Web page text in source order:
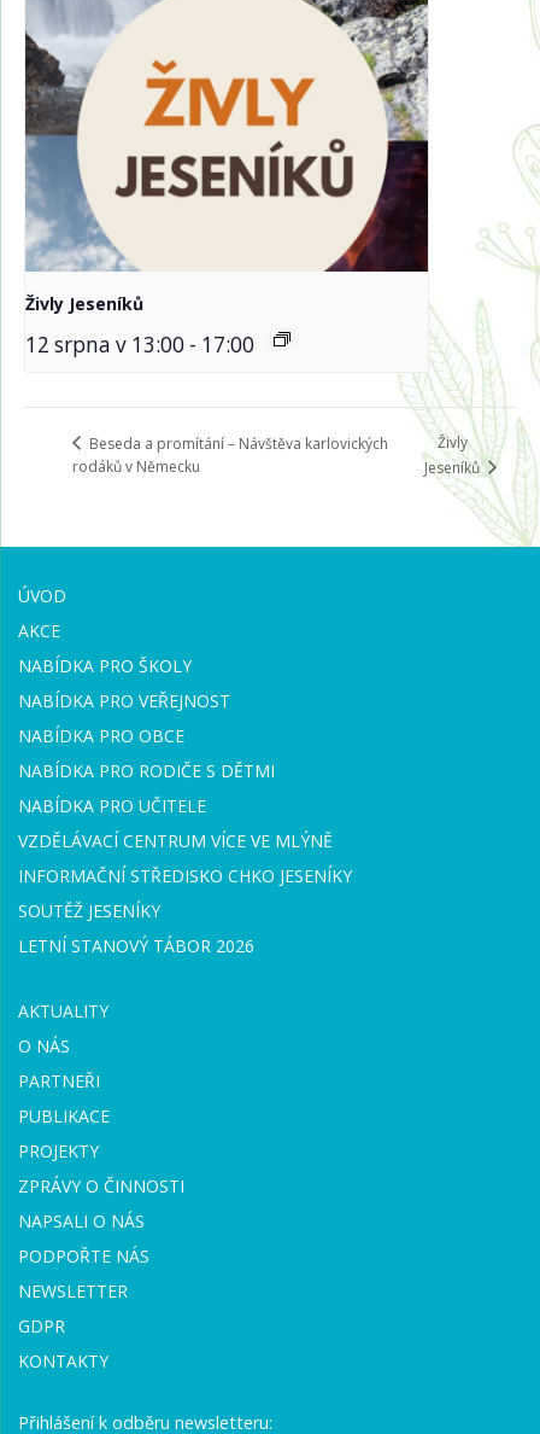
Živly Jeseníků
12 srpna v 13:00 - 17:00
Beseda a promítání – Návštěva karlovických
rodáků v Německu
Živly
Jeseníků
ÚVOD
AKCE
NABÍDKA PRO ŠKOLY
NABÍDKA PRO VEŘEJNOST
NABÍDKA PRO OBCE
NABÍDKA PRO RODIČE S DĚTMI
NABÍDKA PRO UČITELE
VZDĚLÁVACÍ CENTRUM VÍCE VE MLÝNĚ
INFORMAČNÍ STŘEDISKO CHKO JESENÍKY
SOUTĚŽ JESENÍKY
LETNÍ STANOVÝ TÁBOR 2026
AKTUALITY
O NÁS
PARTNEŘI
PUBLIKACE
PROJEKTY
ZPRÁVY O ČINNOSTI
NAPSALI O NÁS
PODPOŘTE NÁS
NEWSLETTER
GDPR
KONTAKTY
Přihlášení k odběru newsletteru: